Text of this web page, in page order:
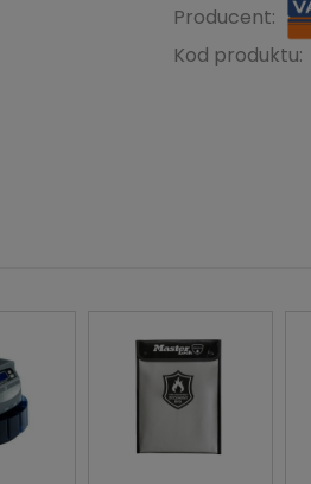
Producent:
Kod produktu: